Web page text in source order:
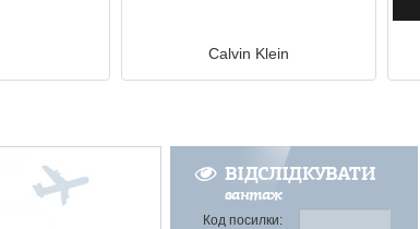
Calvin Klein
ВІДСЛІДКУВАТИ
вантаж
Код посилки: